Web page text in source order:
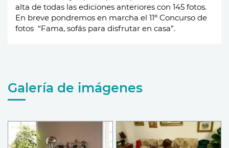
alta de todas las ediciones anteriores con 145 fotos.
En breve pondremos en marcha el 11º Concurso de
fotos “Fama, sofás para disfrutar en casa”.
Galería de imágenes